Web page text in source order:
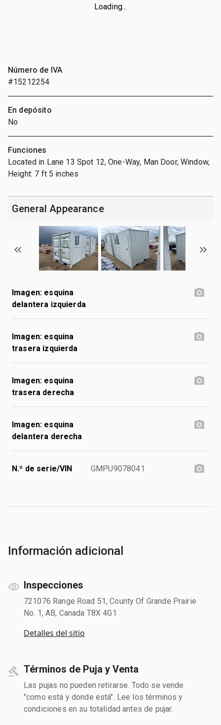
Loading...
Número de IVA
#15212254
En depósito
No
Funciones
Located in Lane 13 Spot 12, One-Way, Man Door, Window,
Height: 7 ft 5 inches
General Appearance
Imagen: esquina
delantera izquierda
Imagen: esquina
trasera izquierda
Imagen: esquina
trasera derecha
Imagen: esquina
delantera derecha
N.º de serie/VIN GMPU9078041
Información adicional
Inspecciones
721076 Range Road 51, County Of Grande Prairie
No. 1, AB, Canada T8X 4G1
Detalles del sitio
Términos de Puja y Venta
Las pujas no pueden retirarse. Todo se vende
"como está y donde está". Lee los términos y
condiciones en su totalidad antes de pujar.